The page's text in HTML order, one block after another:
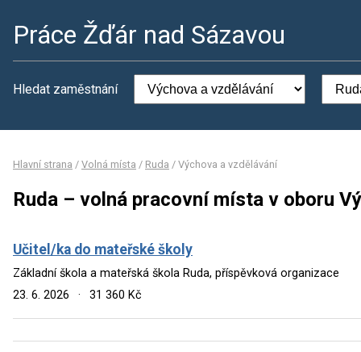
Práce Žďár nad Sázavou
Hledat zaměstnání
Hlavní strana / Volná místa / Ruda / Výchova a vzdělávání
Ruda – volná pracovní místa v oboru
Učitel/ka do mateřské školy
Základní škola a mateřská škola Ruda, příspěvková organizace
23. 6. 2026
· 31 360 Kč